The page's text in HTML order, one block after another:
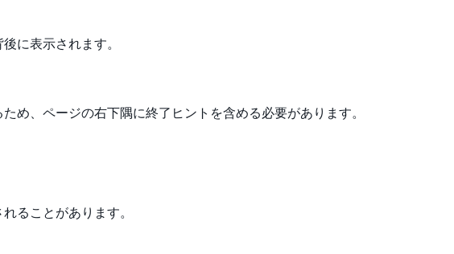
に表示されます。
め、ページの右下隅に終了ヒントを含める必要があります。
ることがあります。